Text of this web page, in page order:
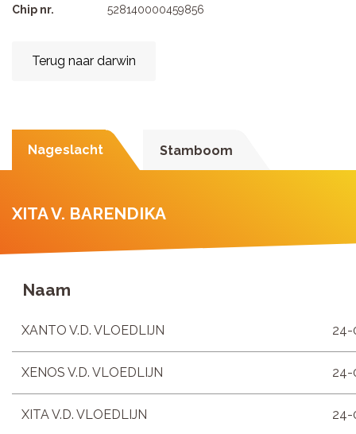
Chip nr.
528140000459856
Terug naar darwin
Nageslacht Stamboom
XITA V. BARENDIKA
Naam
XANTO V.D. VLOEDLIJN 24-
XENOS V.D. VLOEDLIJN 24-
XITA V.D. VLOEDLIJN 24-